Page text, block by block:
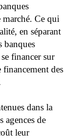
marché. Ce qui
en séparant
banques
financer sur
financement des
dans la
agences de
leur